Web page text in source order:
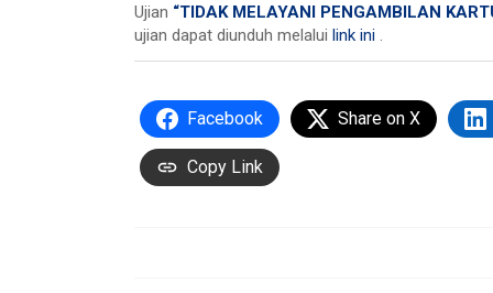
Ujian “TIDAK MELAYANI PENGAMBILAN
ujian dapat diunduh melalui link ini
Facebook Share on X
Copy Link